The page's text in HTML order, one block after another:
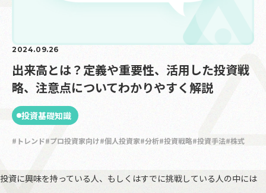
お問い合わせ
2024.09.26
出来高とは？定義や重要性、活用した投資戦
略、注意点についてわかりやすく解説
投資基礎知識
トレンド プロ投資家向け 個人投資家 分析 投資戦略 投資手法 株式
投資に興味を持っている人、もしくはすでに挑戦している人の中には